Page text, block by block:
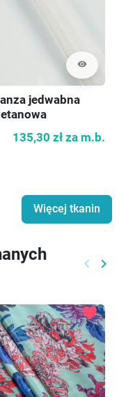
visibility
jedwabna
135,30 zł za m.b.
Więcej tkanin
keyboard_arrow_left keyboard_arrow_right
favorite